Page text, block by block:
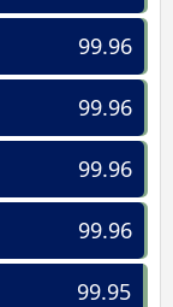
99.96
99.96
99.96
99.96
99.95